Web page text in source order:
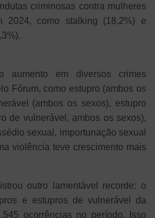
criminosas contra mulheres
2024, como stalking (18,2%) e
aumento em diversos crimes
Fórum, como estupro (ambos os
(ambos os sexos), estupro
de vulnerável, ambos os sexos),
sexual, importunação sexual
violência teve crescimento mais
outro lamentável recorde: o
e estupros de vulnerável da
ocorrências no período. Isso